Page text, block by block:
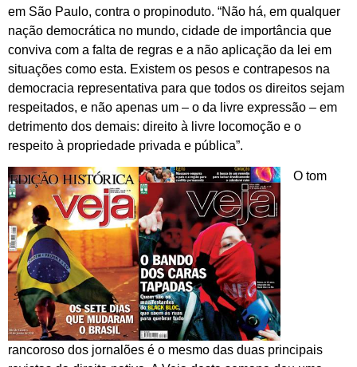
em São Paulo, contra o propinoduto. “Não há, em qualquer
nação democrática no mundo, cidade de importância que
conviva com a falta de regras e a não aplicação da lei em
situações como esta. Existem os pesos e contrapesos na
democracia representativa para que todos os direitos sejam
respeitados, e não apenas um – o da livre expressão – em
detrimento dos demais: direito à livre locomoção e o
respeito à propriedade privada e pública”.
O tom
rancoroso dos jornalões é o mesmo das duas principais